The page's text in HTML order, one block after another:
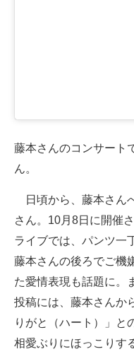
藤本さんのコンサート
ん。
日頃から、藤本さん
さん。10月8日に開催
ライブでは、パンツ一
藤本さんの後ろでご機
た愛情表現も話題に。
投稿には、藤本さんか
りがと（ハート）」と
相愛ぶりにほっこりす